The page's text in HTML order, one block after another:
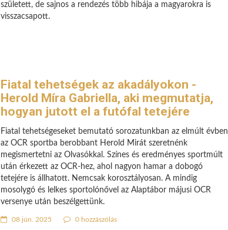
született, de sajnos a rendezés több hibája a magyarokra is
visszacsapott.
Fiatal tehetségek az akadályokon -
Herold Míra Gabriella, aki megmutatja,
hogyan jutott el a futófal tetejére
Fiatal tehetségeseket bemutató sorozatunkban az elmúlt évben
az OCR sportba berobbant Herold Mirát szeretnénk
megismertetni az Olvasókkal. Színes és eredményes sportmúlt
után érkezett az OCR-hez, ahol nagyon hamar a dobogó
tetejére is állhatott. Nemcsak korosztályosan. A mindig
mosolygó és lelkes sportolónővel az Alaptábor májusi OCR
versenye után beszélgettünk.
08 jún. 2025 0 hozzászólás